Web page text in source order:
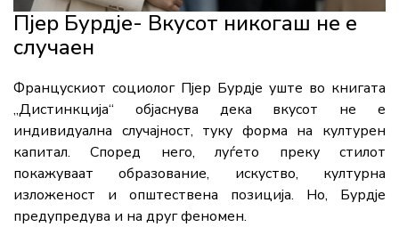
Пјер Бурдје- Вкусот никогаш не е
случаен
Францускиот социолог Пјер Бурдје уште во книгата
„Дистинкција“ објаснува дека вкусот не е
индивидуална случајност, туку форма на културен
капитал. Според него, луѓето преку стилот
покажуваат образование, искуство, културна
изложеност и општествена позиција. Но, Бурдје
предупредува и на друг феномен.